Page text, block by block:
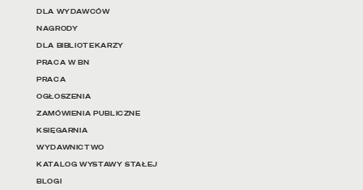
DLA WYDAWCÓW
NAGRODY
DLA BIBLIOTEKARZY
PRACA W BN
PRACA
OGŁOSZENIA
ZAMÓWIENIA PUBLICZNE
KSIĘGARNIA
WYDAWNICTWO
KATALOG WYSTAWY STAŁEJ
BLOGI